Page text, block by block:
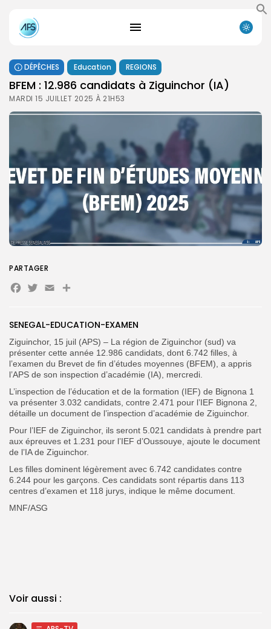
Search
FR
DÉPÊCHES Education REGIONS
BFEM : 12.986 candidats à Ziguinchor (IA)
MARDI 15 JUILLET 2025 À 21H53
SENEGAL-EDUCATION-EXAMEN
Ziguinchor, 15 juil (APS) – La région de Ziguinchor (sud) va
présenter cette année 12.986 candidats, dont 6.742 filles, à
l’examen du Brevet de fin d’études moyennes (BFEM), a appris
l’APS de son inspection d’académie (IA), mercredi.
L’inspection de l’éducation et de la formation (IEF) de Bignona 1
va présenter 3.032 candidats, contre 2.471 pour l’IEF Bignona 2,
détaille un document de l’inspection d’académie de Ziguinchor.
Pour l’IEF de Ziguinchor, ils seront 5.021 candidats à prendre part
aux épreuves et 1.231 pour l’IEF d’Oussouye, ajoute le document
de l’IA de Ziguinchor.
Les filles dominent légèrement avec 6.742 candidates contre
6.244 pour les garçons. Ces candidats sont répartis dans 113
centres d’examen et 118 jurys, indique le même document.
MNF/ASG
Voir aussi :
PARTAGER
Facebook
Twitter
EmailPartager